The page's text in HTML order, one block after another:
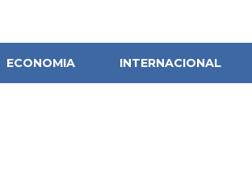
ECONOMIA INTERNACIONAL